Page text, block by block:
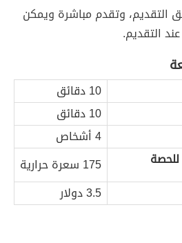
وتقدم مباشرة ويمكن
التقديم.
10 دقائق
10 دقائق
4 أشخاص
175 سعرة حرارية
3.5 دولار